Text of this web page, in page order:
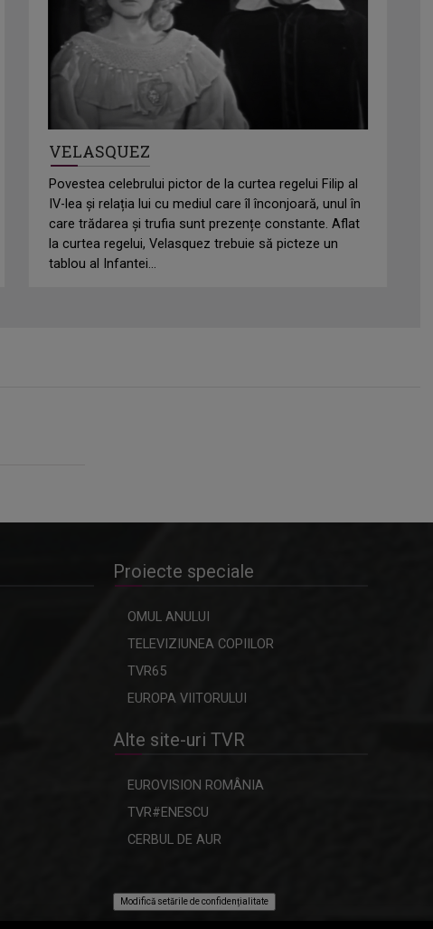
VELASQUEZ
Povestea celebrului pictor de la curtea regelui Filip al
IV-lea și relația lui cu mediul care îl înconjoară, unul în
care trădarea și trufia sunt prezențe constante. Aflat
la curtea regelui, Velasquez trebuie să picteze un
tablou al Infantei...
Proiecte speciale
OMUL ANULUI
TELEVIZIUNEA COPIILOR
TVR65
EUROPA VIITORULUI
Alte site-uri TVR
EUROVISION ROMÂNIA
TVR#ENESCU
CERBUL DE AUR
Modifică setările de confidențialitate